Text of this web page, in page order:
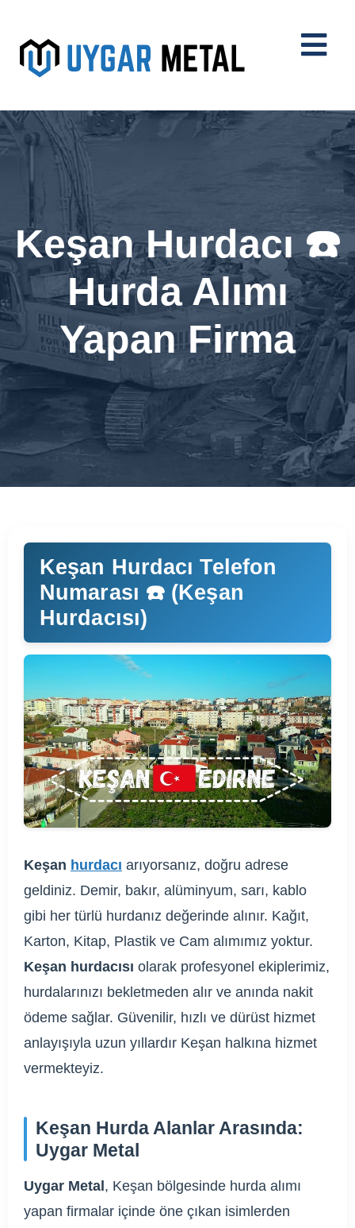
Keşan Hurdacı ☎️
Hurda Alımı
Yapan Firma
Keşan Hurdacı Telefon
Numarası ☎️ (Keşan
Hurdacısı)
Keşan hurdacı arıyorsanız, doğru adrese
geldiniz. Demir, bakır, alüminyum, sarı, kablo
gibi her türlü hurdanız değerinde alınır. Kağıt,
Karton, Kitap, Plastik ve Cam alımımız yoktur.
Keşan hurdacısı olarak profesyonel ekiplerimiz,
hurdalarınızı bekletmeden alır ve anında nakit
ödeme sağlar. Güvenilir, hızlı ve dürüst hizmet
anlayışıyla uzun yıllardır Keşan halkına hizmet
vermekteyiz.
Keşan Hurda Alanlar Arasında:
Uygar Metal
Uygar Metal , Keşan bölgesinde hurda alımı
yapan firmalar içinde öne çıkan isimlerden